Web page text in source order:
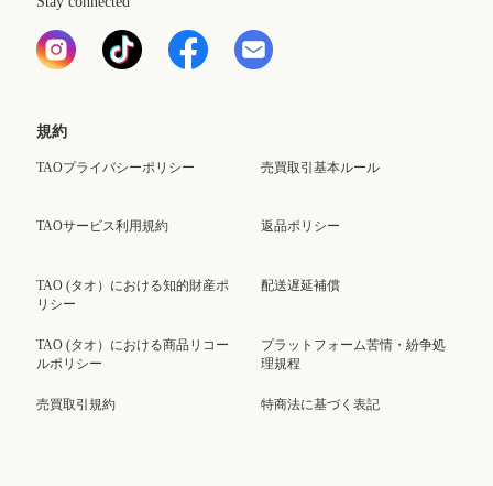
規約
TAOプライバシーポリシー
TAOサービス利用規約
TAO (タオ）における知的財産ポ
リシー
TAO (タオ）における商品リコー
ルポリシー
売買取引規約
売買取引基本ルール
返品ポリシー
配送遅延補償
プラットフォーム苦情・紛争処
理規程
特商法に基づく表記